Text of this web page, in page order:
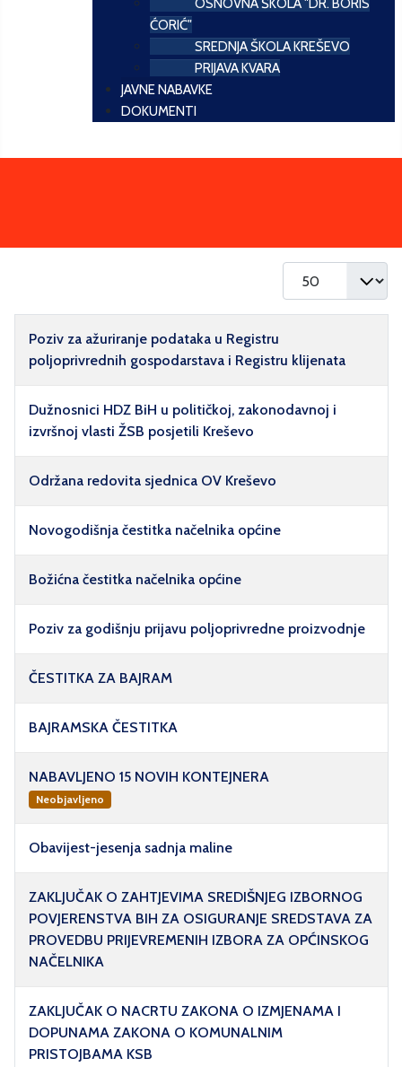
OSNOVNA ŠKOLA "DR. BORIS
ĆORIĆ"
SREDNJA ŠKOLA KREŠEVO
PRIJAVA KVARA
JAVNE NABAVKE
DOKUMENTI
Naziv
Poziv za ažuriranje podataka u Registru
poljoprivrednih gospodarstava i Registru klijenata
Dužnosnici HDZ BiH u političkoj, zakonodavnoj i
izvršnoj vlasti ŽSB posjetili Kreševo
Održana redovita sjednica OV Kreševo
Novogodišnja čestitka načelnika općine
Božićna čestitka načelnika općine
Poziv za godišnju prijavu poljoprivredne proizvodnje
ČESTITKA ZA BAJRAM
BAJRAMSKA ČESTITKA
NABAVLJENO 15 NOVIH KONTEJNERA
Neobjavljeno
Obavijest-jesenja sadnja maline
ZAKLJUČAK O ZAHTJEVIMA SREDIŠNJEG IZBORNOG
POVJERENSTVA BIH ZA OSIGURANJE SREDSTAVA ZA
PROVEDBU PRIJEVREMENIH IZBORA ZA OPĆINSKOG
NAČELNIKA
ZAKLJUČAK O NACRTU ZAKONA O IZMJENAMA I
DOPUNAMA ZAKONA O KOMUNALNIM
PRISTOJBAMA KSB